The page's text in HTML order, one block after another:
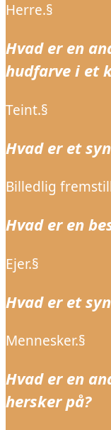
Herre.§
Hvad er en
hudfarve i et
Teint.§
Hvad er et
Billedlig
Hvad er en
Ejer.§
Hvad er et
Mennesker.§
Hvad er en
hersker på?